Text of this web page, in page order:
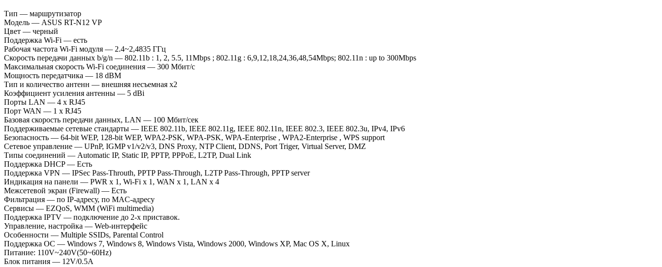
Тип — маршрутизатор
Модель — ASUS RT-N12 VP
Цвет — черный
Поддержка Wi-Fi — есть
Рабочая частота Wi-Fi модуля — 2.4~2,4835 ГГц
Скорость передачи данных b/g/n — 802.11b : 1, 2, 5.5, 11Mbps ; 802.11g : 6,9,12,18,24,36,48,54Mbps; 802.11n : up to 300Mbps
Максимальная скорость Wi-Fi соединения — 300 Мбит/с
Мощность передатчика — 18 dBM
Тип и количество антенн — внешняя несъемная x2
Коэффициент усиления антенны — 5 dBi
Порты LAN — 4 x RJ45
Порт WAN — 1 x RJ45
Базовая скорость передачи данных, LAN — 100 Мбит/сек
Поддерживаемые сетевые стандарты — IEEE 802.11b, IEEE 802.11g, IEEE 802.11n, IEEE 802.3, IEEE 802.3u, IPv4, IPv6
Безопасность — 64-bit WEP, 128-bit WEP, WPA2-PSK, WPA-PSK, WPA-Enterprise , WPA2-Enterprise , WPS support
Сетевое управление — UPnP, IGMP v1/v2/v3, DNS Proxy, NTP Client, DDNS, Port Triger, Virtual Server, DMZ
Типы соединений — Automatic IP, Static IP, PPTP, PPPoE, L2TP, Dual Link
Поддержка DHCP — Есть
Поддержка VPN — IPSec Pass-Throuth, PPTP Pass-Through, L2TP Pass-Through, PPTP server
Индикация на панели — PWR x 1, Wi-Fi x 1, WAN x 1, LAN x 4
Межсетевой экран (Firewall) — Есть
Фильтрация — по IP-адресу, по MAC-адресу
Сервисы — EZQoS, WMM (WiFi multimedia)
Поддержка IPTV — подключение до 2-х приставок.
Управление, настройка — Web-интерфейс
Особенности — Multiple SSIDs, Parental Control
Поддержка ОС — Windows 7, Windows 8, Windows Vista, Windows 2000, Windows XP, Mac OS X, Linux
Питание: 110V~240V(50~60Hz)
Блок питания — 12V/0.5А